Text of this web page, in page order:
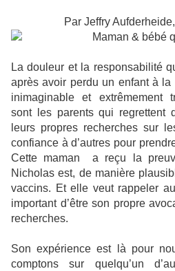
Par Jeffry
La douleur et la responsabilité
après avoir perdu un enfant à
inimaginable et extrêmement
sont les parents qui regrettent
leurs propres recherches sur
confiance à d’autres pour
Cette maman a reçu la
Nicholas est, de manière
vaccins. Et elle veut rappeler
important d’être son propre
recherches.
Son expérience est là pour
comptons sur quelqu’un